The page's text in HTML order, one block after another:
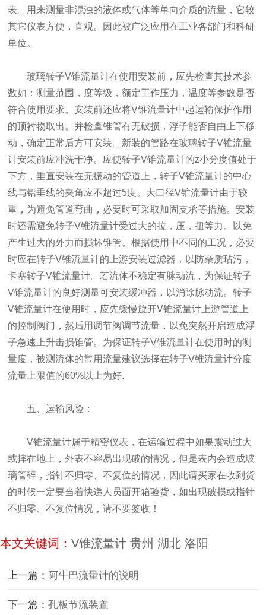
表。用来测量非混浊的液体或气体等单向介质的流量，它较
其它仪表方便，直观。因此被广泛应用在工业各部门和科研
单位。
玻璃转子V锥流量计在使用安装前，应先检查其技术参
数如：测量范围，度等级，额定工作压力，温度等参数是否
符合使用要求。安装前还应将V锥流量计中起运输保护作用
的顶衬物取出。并检查锥管有无破损，浮子能否自由上下移
动，确定正常后方可安装。新装的管路在玻璃转子V锥流量
计安装前应冲洗干净。应使转子V锥流量计的z小分度值处于
下方，垂直安装在无振动的管道上，转子V锥流量计的中心
线与铅垂线的夹角应不超过5度。大口径V锥流量计由于较
重，为避免管道弯曲，必要时可采取加固支承等措施。安装
时还需避免转子V锥流量计受过大的拉，压，扭等力。以免
产生过大的外力而损坏锥管。根据使用中不同的工况，必要
时应在转子V锥流量计的上游安装过滤器，以防杂质玷污，
卡塞转子V锥流量计。若流体不稳定有脉动流，为保证转子
V锥流量计的良好测量可安装缓冲器，以消除脉动流。转子
V锥流量计在使用时，应先缓慢旋开V锥流量计上游管道上
的控制阀门，然后用调节阀调节流量，以免突然开启造成浮
子急速上升击损锥管。为保证转子V锥流量计在使用时的测
量度，被测流体的常用流量建议选择在转子V锥流量计分度
流量上限值的60%以上为好.
五、运输风险：
V锥流量计属于精密仪表，在运输过程中如果震动过大
或摔在地上，外表不容易出现破的情况，但是表内会造成玻
璃管碎，指针不归零、不复位的情况，因此请买家在收到货
的时候一定要当着快递人员面开箱验货，如出现破损或指针
不归零、不复位情况，请不要签收！
本文关键词： V锥流量计 贵州 湖北 洛阳
上一篇： 阿牛巴流量计的说明
下一篇：孔板节流装置